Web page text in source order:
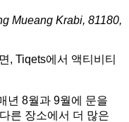
Mueang Krabi, 81180,
, Tiqets에서 액티비티
년 8월과 9월에 문을
른 장소에서 더 많은